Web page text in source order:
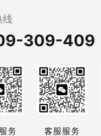
线
309-409
务 客服服务